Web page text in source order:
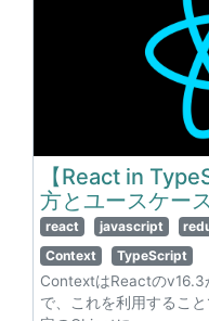
【React in
方とユースケー
react javascript
Context
TypeScript
ContextはReactのv16.3
で、これを利用するこ